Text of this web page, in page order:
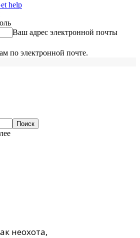
help
Ваш адрес электронной почты
по электронной почте.
неохота,